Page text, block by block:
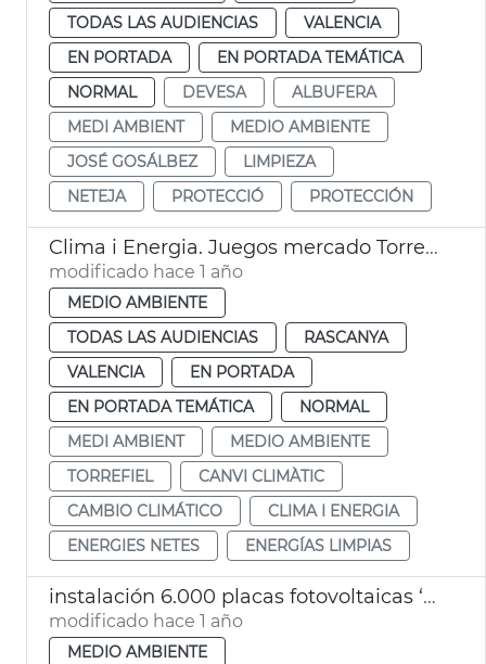
TODAS LAS AUDIENCIAS
VALENCIA
EN PORTADA
EN PORTADA TEMÁTICA
NORMAL
DEVESA
ALBUFERA
MEDI AMBIENT
MEDIO AMBIENTE
JOSÉ GOSÁLBEZ
LIMPIEZA
NETEJA
PROTECCIÓ PROTECCIÓN
Clima i Energia. Juegos mercado Torrefiel
modificado hace 1 año
MEDIO AMBIENTE
TODAS LAS AUDIENCIAS
RASCANYA
VALENCIA
EN PORTADA
EN PORTADA TEMÁTICA
NORMAL
MEDI AMBIENT
MEDIO AMBIENTE
TORREFIEL
CANVI CLIMÀTIC
CAMBIO CLIMÁTICO
CLIMA I ENERGIA
ENERGIES NETES
ENERGÍAS LIMPIAS
instalación 6.000 placas fotovoltaicas ‘Requiem in Power’ València
modificado hace 1 año
MEDIO AMBIENTE